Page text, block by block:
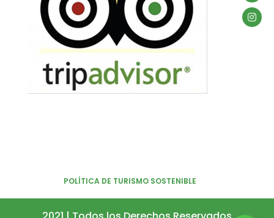
POLÍTICA DE TURISMO SOSTENIBLE